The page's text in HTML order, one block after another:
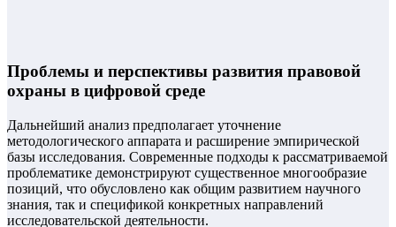
Проблемы и перспективы развития правовой
охраны в цифровой среде
Дальнейший анализ предполагает уточнение
методологического аппарата и расширение эмпирической
базы исследования. Современные подходы к рассматриваемой
проблематике демонстрируют существенное многообразие
позиций, что обусловлено как общим развитием научного
знания, так и спецификой конкретных направлений
исследовательской деятельности.